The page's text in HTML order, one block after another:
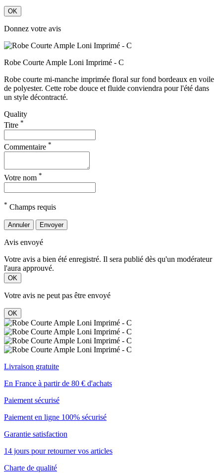
OK
Donnez votre avis
Robe Courte Ample Loni Imprimé - C
Robe courte mi-manche imprimée floral sur fond bordeaux en voile
de polyester. Cette robe douce et fluide conviendra pour l'été dans
un style décontracté.
Quality
Titre *
Commentaire *
Votre nom *
* Champs requis
Annuler Envoyer
Avis envoyé
Votre avis a bien été enregistré. Il sera publié dès qu'un modérateur
l'aura approuvé.
OK
Votre avis ne peut pas être envoyé
OK
Livraison gratuite
En France à partir de 80 € d'achats
Paiement sécurisé
Paiement en ligne 100% sécurisé
Garantie satisfaction
14 jours pour retourner vos articles
Charte de qualité